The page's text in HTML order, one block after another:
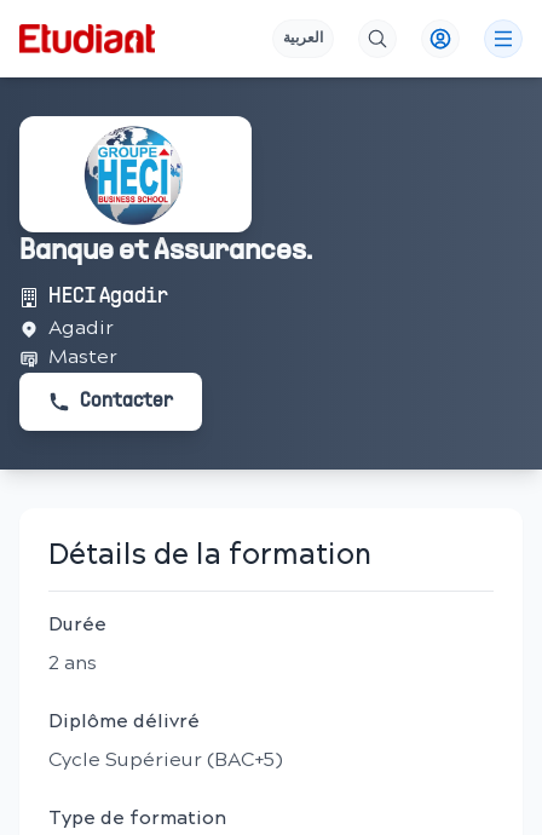
العربية
Banque et Assurances.
HECI Agadir
Agadir
Master
Contacter
Détails de la formation
Durée
2 ans
Diplôme délivré
Cycle Supérieur (BAC+5)
Type de formation